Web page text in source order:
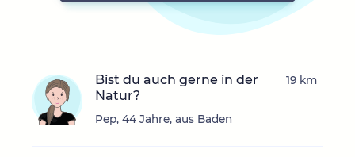
Bist du auch gerne in der
Natur?
Pep, 44 Jahre, aus Baden
19 km